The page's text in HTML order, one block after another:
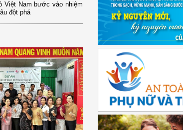
Việt Nam bước vào nhiệm
đột phá